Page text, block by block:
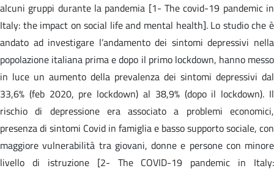
alcuni gruppi durante la pandemia [1- The covid-19 pandemic in
Italy: the impact on social life and mental health]. Lo studio che è
andato ad investigare l’andamento dei sintomi depressivi nella
popolazione italiana prima e dopo il primo lockdown, hanno messo
in luce un aumento della prevalenza dei sintomi depressivi dal
33,6% (feb 2020, pre lockdown) al 38,9% (dopo il lockdown). Il
rischio di depressione era associato a problemi economici,
presenza di sintomi Covid in famiglia e basso supporto sociale, con
maggiore vulnerabilità tra giovani, donne e persone con minore
livello di istruzione [2- The COVID-19 pandemic in Italy: